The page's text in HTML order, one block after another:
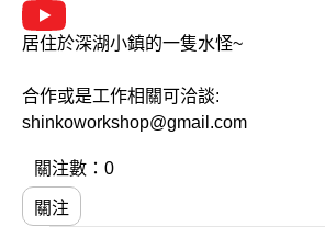
居住於深湖小鎮的一隻水怪~
合作或是工作相關可洽談:
shinkoworkshop@gmail.com
關注數：0
關注